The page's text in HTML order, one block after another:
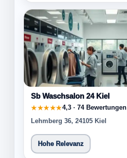
Sb Waschsalon 24 Kiel
★★★★★4,3 · 74 Bewertungen
Lehmberg 36, 24105 Kiel
Hohe Relevanz